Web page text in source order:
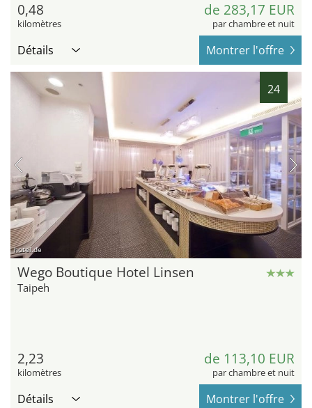
0,48
kilomètres
de 283,17 EUR
par chambre et nuit
Détails Montrer l'offre
24
hotel.de
Wego Boutique Hotel Linsen
Taipeh
2,23
kilomètres
de 113,10 EUR
par chambre et nuit
Détails Montrer l'offre